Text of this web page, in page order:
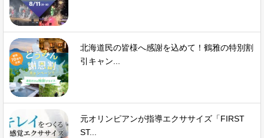
北海道民の皆様へ感謝を込めて！鶴雅の特別割
引キャン...
元オリンピアンが指導エクササイズ「FIRST
ST...